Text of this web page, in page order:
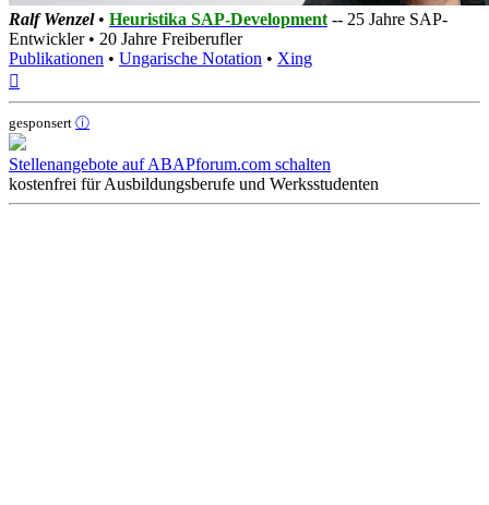
Ralf Wenzel• Heuristika SAP-Development -- 25 Jahre SAP-
Entwickler • 20 Jahre Freiberufler
Publikationen • Ungarische Notation • Xing
gesponsert ⓘ
Stellenangebote auf ABAPforum.com schalten
kostenfrei für Ausbildungsberufe und Werksstudenten